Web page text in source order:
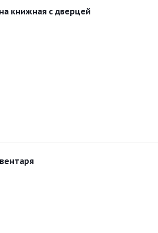
книжная с дверцей